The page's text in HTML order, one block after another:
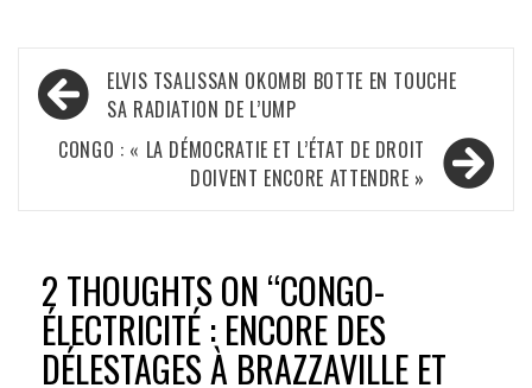
Navigation
de
l’article
ELVIS TSALISSAN OKOMBI BOTTE EN TOUCHE
SA RADIATION DE L’UMP
CONGO : « LA DÉMOCRATIE ET L’ÉTAT DE DROIT
DOIVENT ENCORE ATTENDRE »
2 THOUGHTS ON “CONGO-
ÉLECTRICITÉ : ENCORE DES
DÉLESTAGES À BRAZZAVILLE ET